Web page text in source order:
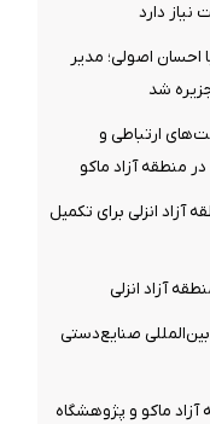
دارد
احسان اصولی؛ مدیر
شد
ارتباطی و
منطقه آزاد ماکو
آزاد انزلی برای تکمیل
آزاد انزلی
صنایع‌دستی
ماکو و پژوهشگاه